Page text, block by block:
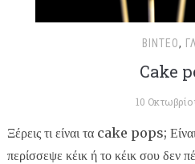
ΒΊΝΤΕΟ,
Cake
10
Ξέρεις τι είναι τα cake pops;
περίσσεψε κέικ ή το κέικ σου